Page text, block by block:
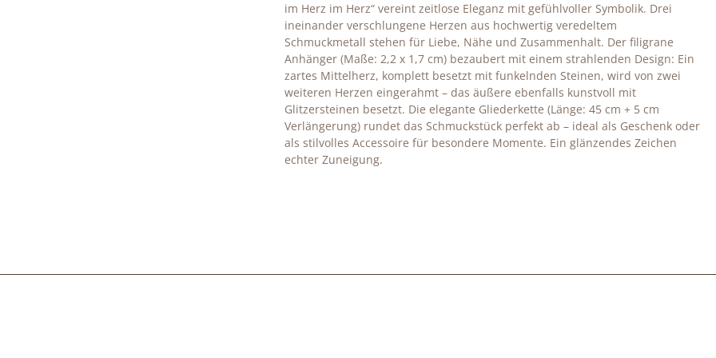
im Herz im Herz“ vereint zeitlose Eleganz mit gefühlvoller Symbolik. Drei
ineinander verschlungene Herzen aus hochwertig veredeltem
Schmuckmetall stehen für Liebe, Nähe und Zusammenhalt. Der filigrane
Anhänger (Maße: 2,2 x 1,7 cm) bezaubert mit einem strahlenden Design: Ein
zartes Mittelherz, komplett besetzt mit funkelnden Steinen, wird von zwei
weiteren Herzen eingerahmt – das äußere ebenfalls kunstvoll mit
Glitzersteinen besetzt. Die elegante Gliederkette (Länge: 45 cm + 5 cm
Verlängerung) rundet das Schmuckstück perfekt ab – ideal als Geschenk oder
als stilvolles Accessoire für besondere Momente. Ein glänzendes Zeichen
echter Zuneigung.